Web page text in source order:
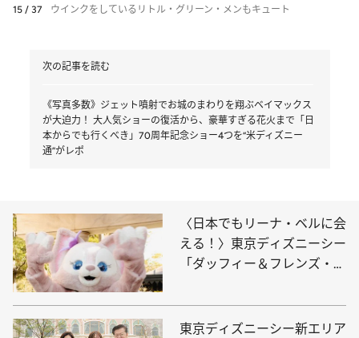
15 / 37 ウインクをしているリトル・グリーン・メンもキュート
次の記事を読む
《写真多数》ジェット噴射でお城のまわりを翔ぶベイマックス
が大迫力！ 大人気ショーの復活から、豪華すぎる花火まで「日
本からでも行くべき」70周年記念ショー4つを“米ディズニー
通”がレポ
〈日本でもリーナ・ベルに会
える！〉東京ディズニーシー
「ダッフィー＆フレンズ・ワ
の“キャラクターグリーティ
ング”
東京ディズニーシー新エリア